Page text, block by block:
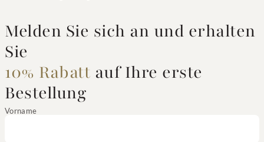
Melden Sie sich an und erhalten
Sie
10% Rabatt auf Ihre erste
Bestellung
Vorname